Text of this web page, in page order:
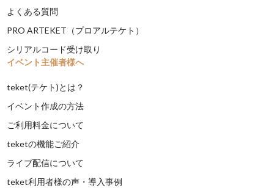
よくある質問
PRO ARTEKET（プロアルテケト）
シリアルコード受け取り
イベント主催者様へ
teket(テケト)とは？
イベント作成の方法
ご利用料金について
teketの機能ご紹介
ライブ配信について
teket利用者様の声・導入事例